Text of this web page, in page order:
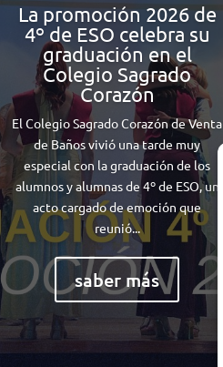
La promoción 2026 de
4º de ESO celebra su
graduación en el
Colegio Sagrado
Corazón
El Colegio Sagrado Corazón de Venta
de Baños vivió una tarde muy
especial con la graduación de los
alumnos y alumnas de 4º de ESO, un
acto cargado de emoción que
reunió...
saber más